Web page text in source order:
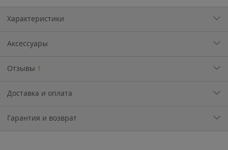
Характеристики
Аксессуары
Отзывы 1
Доставка и оплата
Гарантия и возврат